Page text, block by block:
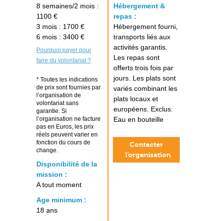
8 semaines/2 mois :
1100 €
3 mois : 1700 €
6 mois : 3400 €
Pourquoi payer pour
faire du volontariat ?
* Toutes les indications
de prix sont fournies par
l’organisation de
volontariat sans
garantie. Si
l’organisation ne facture
pas en Euros, les prix
réels peuvent varier en
fonction du cours de
change.
Disponibilité de la
mission :
A tout moment
Age minimum :
18 ans
Hébergement &
repas :
Hébergement fourni,
transports liés aux
activités garantis.
Les repas sont
offerts trois fois par
jours. Les plats sont
variés combinant les
plats locaux et
européens. Exclus:
Eau en bouteille
Contacter
l’organisation